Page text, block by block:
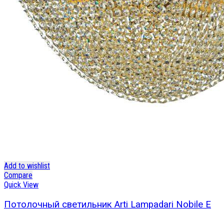
Add to wishlist
Compare
Quick View
Потолочный светильник Arti Lampadari Nobile E